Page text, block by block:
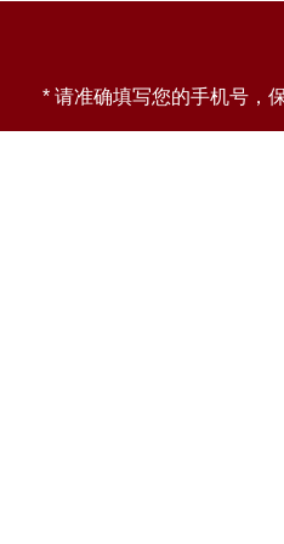
* 请准确填写您的手机号，